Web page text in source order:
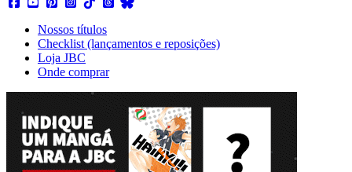
Nossos títulos
Checklist (lançamentos e reposições)
Loja JBC
Onde comprar